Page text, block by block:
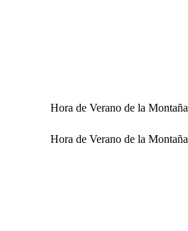
Hora de Verano de la Montaña
Hora de Verano de la Montaña